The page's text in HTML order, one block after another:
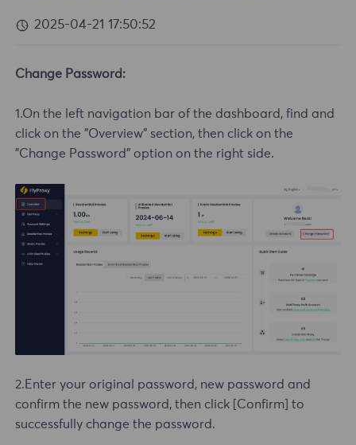
2025-04-21 17:50:52
Change Password:
1.On the left navigation bar of the dashboard, find and
click on the "Overview" section, then click on the
"Change Password" option on the right side.
2.Enter your original password, new password and
confirm the new password, then click [Confirm] to
successfully change the password.